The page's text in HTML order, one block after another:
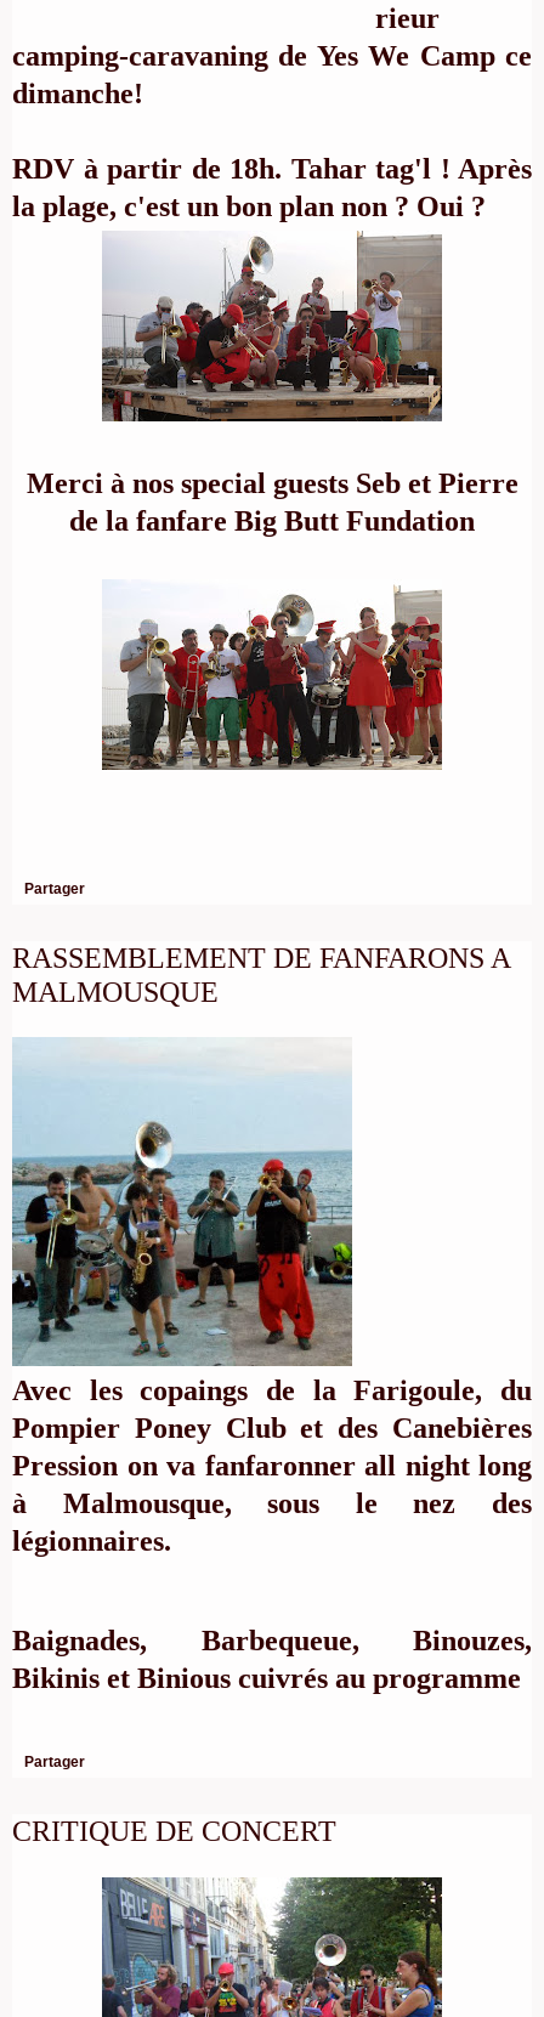
rieur
camping-caravaning de Yes We Campce
dimanche!
RDV à partir de 18h. Tahar tag'l ! Après
la plage, c'est un bon plan non ? Oui ?
Merci à nos special guests Seb et Pierre
de la fanfare Big Butt Fundation
Partager
RASSEMBLEMENT DE FANFARONS A
MALMOUSQUE
Avec les copaings de la Farigoule, du
Pompier Poney Club et des Canebières
Pression on va fanfaronner all night long
à Malmousque, sous le nez des
légionnaires.
Baignades, Barbequeue, Binouzes,
Bikinis et Binious cuivrés au programme
Partager
CRITIQUE DE CONCERT